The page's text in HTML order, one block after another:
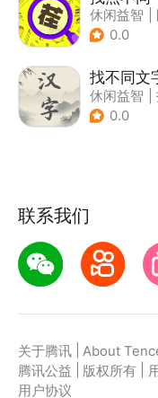
休闲益智
0.0
找不同文
休闲益智
| 文字游戏
0.0
联系我们
关于腾讯 About
腾讯公益
版权所有
用户协议